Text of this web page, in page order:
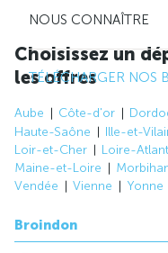
NOUS CONNAÎTRE
TÉLÉCHARGER NOS
Choisissez un
les offres
Aube Côte-d'or
Haute-Saône
Ille-et-
Loir-et-Cher
Loire-
Maine-et-Loire
Vendée
Vienne Yonne
Broindon